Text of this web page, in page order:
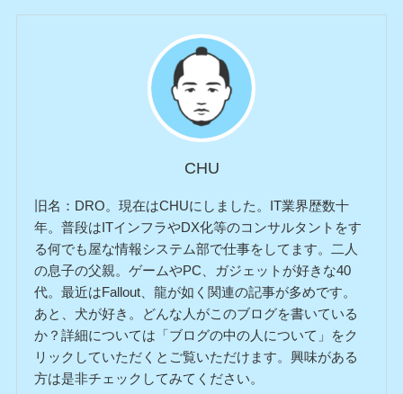
CHU
旧名：DRO。現在はCHUにしました。IT業界歴数十
年。普段はITインフラやDX化等のコンサルタントをす
る何でも屋な情報システム部で仕事をしてます。二人
の息子の父親。ゲームやPC、ガジェットが好きな40
代。最近はFallout、龍が如く関連の記事が多めです。
あと、犬が好き。どんな人がこのブログを書いている
か？詳細については「ブログの中の人について」をク
リックしていただくとご覧いただけます。興味がある
方は是非チェックしてみてください。